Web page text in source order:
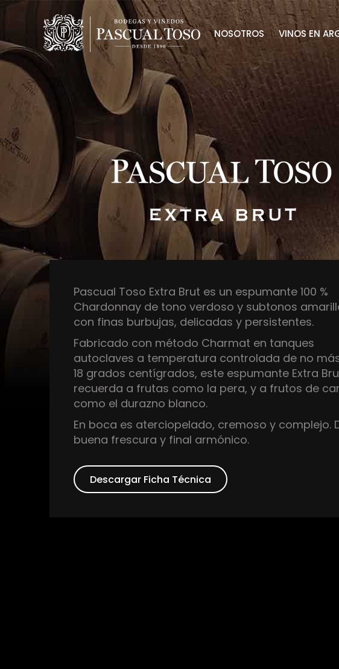
NOSOTROS VINOS EN
Pascual Toso Extra Brut es un espumante 100 %
Chardonnay de tono verdoso y subtonos
con finas burbujas, delicadas y persistentes.
Fabricado con método Charmat en tanques
autoclaves a temperatura controlada de no
18 grados centígrados, este espumante Extra
recuerda a frutas como la pera, y a frutos de
como el durazno blanco.
En boca es aterciopelado, cremoso y complejo.
buena frescura y final armónico.
Descargar Ficha Técnica